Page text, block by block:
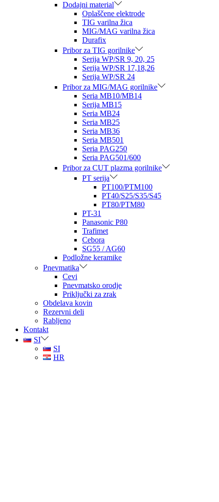
Dodajni material
Oplaščene elektrode
TIG varilna žica
MIG/MAG varilna žica
Durafix
Pribor za TIG gorilnike
Serija WP/SR 9, 20, 25
Serija WP/SR 17,18,26
Serija WP/SR 24
Pribor za MIG/MAG gorilnike
Seria MB10/MB14
Serija MB15
Seria MB24
Seria MB25
Seria MB36
Seria MB501
Seria PAG250
Seria PAG501/600
Pribor za CUT plazma gorilnike
PT serija
PT100/PTM100
PT40/S25/S35/S45
PT80/PTM80
PT-31
Panasonic P80
Trafimet
Cebora
SG55 / AG60
Podložne keramike
Pnevmatika
Cevi
Pnevmatsko orodje
Priključki za zrak
Obdelava kovin
Rezervni deli
Rabljeno
Kontakt
SI
SI
HR